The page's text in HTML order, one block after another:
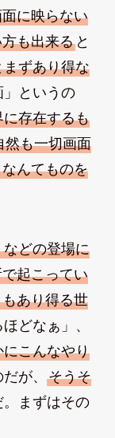
に映らない
も出来ると
ずあり得な
というの
存在するも
然も一切画面
んてものを
どの登場に
起こってい
あり得る世
どなぁ」、
にこんなやり
が、 そうそ
。まずはその